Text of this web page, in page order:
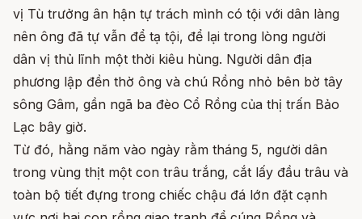
vị Tù trưởng ân hận tự trách mình có tội với dân làng
nên ông đã tự vẫn để tạ tội, để lại trong lòng người
dân vị thủ lĩnh một thời kiêu hùng. Người dân địa
phương lập đền thờ ông và chú Rồng nhỏ bên bờ tây
sông Gâm, gần ngã ba đèo Cổ Rồng của thị trấn Bảo
Lạc bây giờ.
Từ đó, hằng năm vào ngày rằm tháng 5, người dân
trong vùng thịt một con trâu trắng, cắt lấy đầu trâu và
toàn bộ tiết đựng trong chiếc chậu đá lớn đặt cạnh